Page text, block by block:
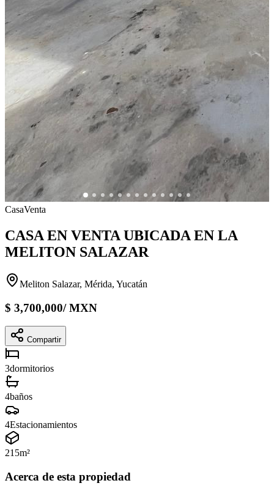
CasaVenta
CASA EN VENTA UBICADA EN LA
MELITON SALAZAR
Meliton Salazar, Mérida, Yucatán
$ 3,700,000/MXN
Compartir
3dormitorios
4baños
4Estacionamientos
215m²
Acerca de esta propiedad